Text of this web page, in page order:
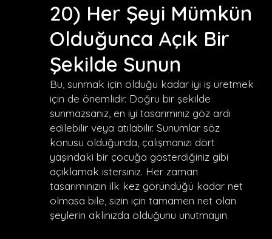
20) Her Şeyi Mümkün
Olduğunca Açık Bir
Şekilde Sunun
Bu, sunmak için olduğu kadar iyi iş üretmek
için de önemlidir. Doğru bir şekilde
sunmazsanız, en iyi tasarımınız göz ardı
edilebilir veya atılabilir. Sunumlar söz
konusu olduğunda, çalışmanızı dört
yaşındaki bir çocuğa gösterdiğiniz gibi
açıklamak istersiniz. Her zaman
tasarımınızın ilk kez göründüğü kadar net
olmasa bile, sizin için tamamen net olan
şeylerin aklınızda olduğunu unutmayın.